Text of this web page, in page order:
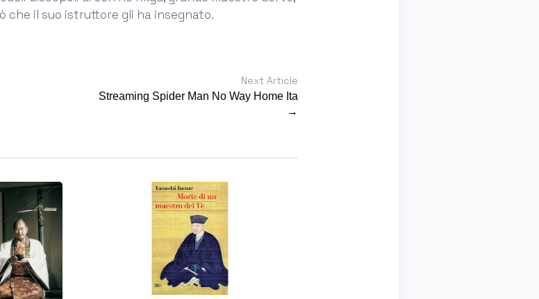
che il suo istruttore gli ha insegnato.
Next Article
Streaming Spider Man No Way Home Ita
→